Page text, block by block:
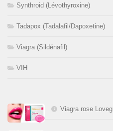
Synthroid (Lévothyroxine)
Tadapox (Tadalafil/Dapoxetine)
Viagra (Sildénafil)
VIH
Viagra rose